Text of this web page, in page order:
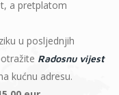
a pretplatom
u posljednjih
Radosnu vijest
kućnu adresu.